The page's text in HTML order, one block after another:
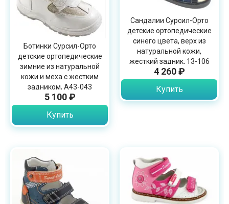
Ботинки Сурсил-Орто
детские ортопедические
зимние из натуральной
кожи и меха с жестким
задником, А43-043
5 100 ₽
Купить
Сандалии Сурсил-Орто
детские ортопедические
синего цвета, верх из
натуральной кожи,
жесткий задник, 13-106
4 260 ₽
Купить